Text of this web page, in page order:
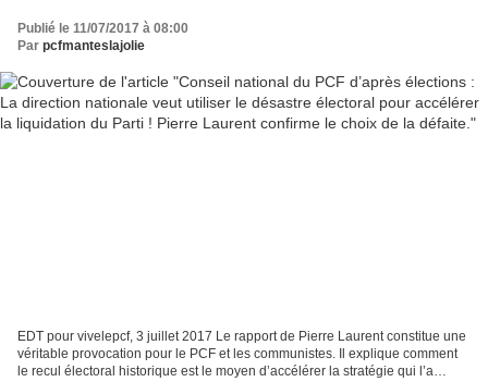
Publié le 11/07/2017 à 08:00
Par pcfmanteslajolie
EDT pour vivelepcf, 3 juillet 2017 Le rapport de Pierre Laurent constitue une
véritable provocation pour le PCF et les communistes. Il explique comment
le recul électoral historique est le moyen d’accélérer la stratégie qui l’a